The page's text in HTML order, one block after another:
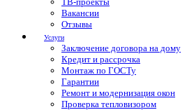
Вакансии
Отзывы
Услуги
Заключение договора на дому
Кредит и рассрочка
Монтаж по ГОСТу
Гарантии
Ремонт и модернизация окон
Проверка тепловизором